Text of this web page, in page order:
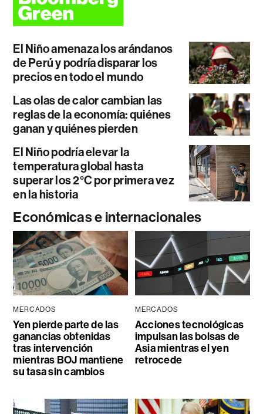
El Niño amenaza los arándanos
de Perú y podría disparar los
precios en todo el mundo
Las olas de calor cambian las
reglas de la economía: quiénes
ganan y quiénes pierden
El Niño podría elevar la
temperatura global hasta
superar los 2°C por primera vez
en la historia
Económicas e internacionales
MERCADOS
Yen pierde parte de las
ganancias obtenidas
tras intervención
mientras BOJ mantiene
su tasa sin cambios
MERCADOS
Acciones tecnológicas
impulsan las bolsas de
Asia mientras el yen
retrocede